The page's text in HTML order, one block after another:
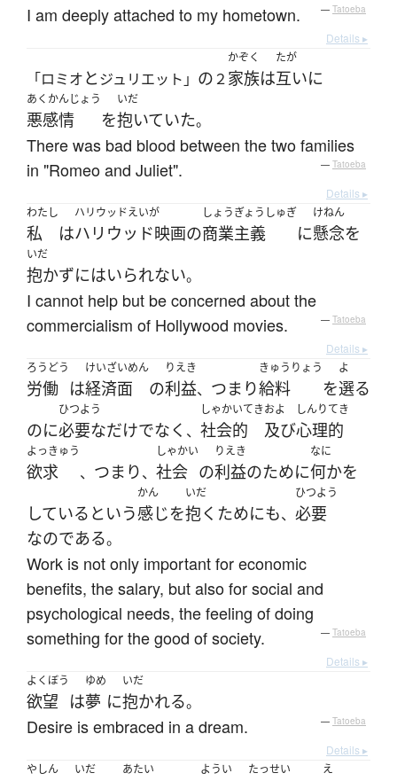
I am deeply attached to my hometown. — Tatoeba
Details ▸
「ロミオとジュリエット」 の２
かぞく
家族は
たが
互いに
あくかんじょう
悪感情 を
いだ
抱いていた。
There was bad blood between the two families
in "Romeo and Juliet".
— Tatoeba
Details ▸
わたし
私 は
ハリウッドえいが
ハリウッド映画の
しょうぎょうしゅぎ
商業主義 に
けねん
懸念を
いだ
抱かずにはいられない。
I cannot help but be concerned about the
commercialism of Hollywood movies.
— Tatoeba
Details ▸
ろうどう
労働 は
けいざいめん
経済面 の
りえき
利益、 つまり
きゅうりょう
給料 を
よ
選る
のに
ひつよう
必要なだけでなく 、
しゃかいてき
社会的
およ
及び
しんりてき
心理的
よっきゅう
欲求 、 つまり、
しゃかい
社会 の
りえき
利益のために
なに
何かを
している という
かん
感じを
いだ
抱く ためにも、
ひつよう
必要
なのである。
Work is not only important for economic
benefits, the salary, but also for social and
psychological needs, the feeling of doing
something for the good of society.
— Tatoeba
Details ▸
よくぼう
欲望 は
ゆめ
夢 に
いだ
抱かれる。
Desire is embraced in a dream. — Tatoeba
Details ▸
やしん
いだ あたい ようい たっせい え